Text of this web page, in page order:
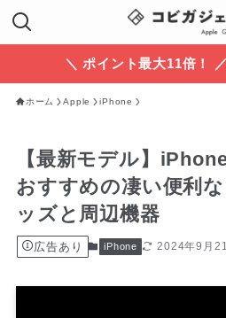
＼ ポイント最大11倍！ ／
ホーム Apple iPhone
【最新モデル】
おすすめの凄い便利
ッズと周辺機器
広告あり iPhone 2024年9月